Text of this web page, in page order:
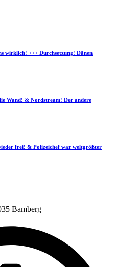
wirklich! +++ Durchsetzung! Dänen
Wand! & Nordstream! Der andere
frei! & Polizeichef war weltgrößter
Bamberg